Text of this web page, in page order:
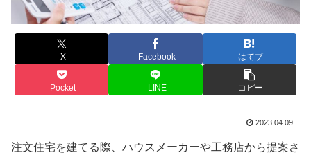
X Facebook はてブ
Pocket LINE コピー
2023.04.09
注文住宅を建てる際、ハウスメーカーや工務店から提案さ